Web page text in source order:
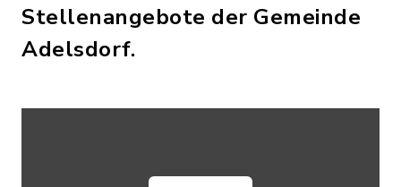
Stellenangebote der Gemeinde
Adelsdorf.